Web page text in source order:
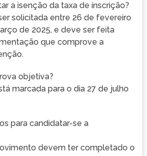
a isenção da taxa de inscrição?
solicitada entre 26 de fevereiro
de 2025, e deve ser feita
que comprove a
objetiva?
marcada para o dia 27 de julho
para candidatar-se a
devem ter completado o